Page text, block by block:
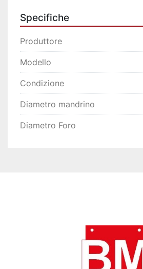
Specifiche
Produttore
Modello
Condizione
Diametro mandrino
Diametro Foro